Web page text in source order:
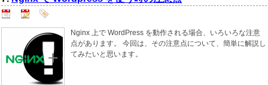
Nginx 上で WordPress を動作される場合、いろいろな注意
点があります。 今回は、その注意点について、簡単に解説し
てみたいと思います。